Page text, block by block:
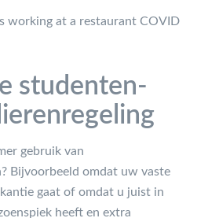
studenten-
gebruik van
Bijvoorbeeld omdat uw vaste
gaat of omdat u juist in
heeft en extra